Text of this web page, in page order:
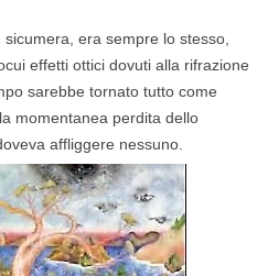
era sempre lo stesso,
effetti ottici dovuti alla rifrazione
sarebbe tornato tutto come
momentanea perdita dello
affliggere nessuno.